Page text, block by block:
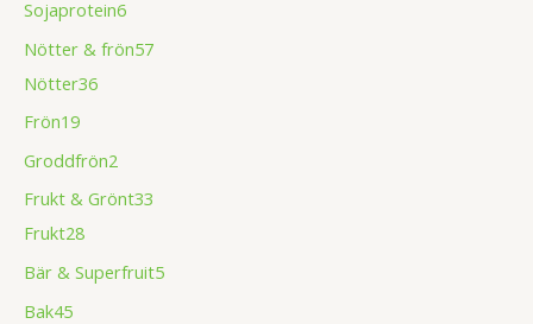
Sojaprotein6
Nötter & frön57
Nötter36
Frön19
Groddfrön2
Frukt & Grönt33
Frukt28
Bär & Superfruit5
Bak45